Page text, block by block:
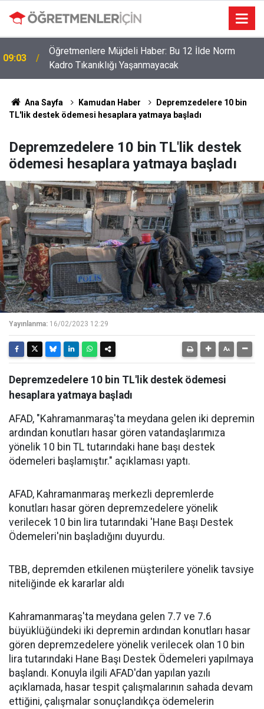
09:03
Öğretmenlere Müjdeli Haber: Bu 12 İlde Norm
Kadro Tıkanıklığı Yaşanmayacak
Ana Sayfa Kamudan Haber
Depremzedelere 10 bin
TL'lik destek ödemesi hesaplara yatmaya başladı
Depremzedelere 10 bin TL'lik destek
ödemesi hesaplara yatmaya başladı
Yayınlanma: 16/02/2023 12:29
Depremzedelere 10 bin TL'lik destek ödemesi
hesaplara yatmaya başladı
AFAD, "Kahramanmaraş'ta meydana gelen iki depremin
ardından konutları hasar gören vatandaşlarımıza
yönelik 10 bin TL tutarındaki hane başı destek
ödemeleri başlamıştır." açıklaması yaptı.
AFAD, Kahramanmaraş merkezli depremlerde
konutları hasar gören depremzedelere yönelik
verilecek 10 bin lira tutarındaki 'Hane Başı Destek
Ödemeleri'nin başladığını duyurdu.
TBB, depremden etkilenen müşterilere yönelik tavsiye
niteliğinde ek kararlar aldı
Kahramanmaraş'ta meydana gelen 7.7 ve 7.6
büyüklüğündeki iki depremin ardından konutları hasar
gören depremzedelere yönelik verilecek olan 10 bin
lira tutarındaki Hane Başı Destek Ödemeleri yapılmaya
başlandı. Konuyla ilgili AFAD'dan yapılan yazılı
açıklamada, hasar tespit çalışmalarının sahada devam
ettiğini, çalışmalar sonuçlandıkça ödemelerin